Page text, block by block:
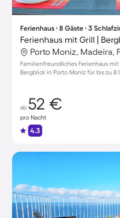
Ferienhaus ∙ 8 Gäste ∙ 3
Ferienhaus mit Grill |
Porto Moniz, Madeira,
Familienfreundliches Ferienhaus
Bergblick in Porto Moniz für bis zu 8
ab 52 €
pro Nacht
4.3